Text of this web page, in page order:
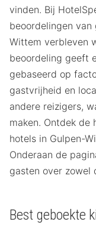
vinden. Bij
beoordelingen
Wittem verbleven
beoordeling geeft
gebaseerd op
gastvrijheid en
andere reizigers,
maken. Ontdek de
hotels in Gulpen-
Onderaan de
gasten over zowel
Best geboekte